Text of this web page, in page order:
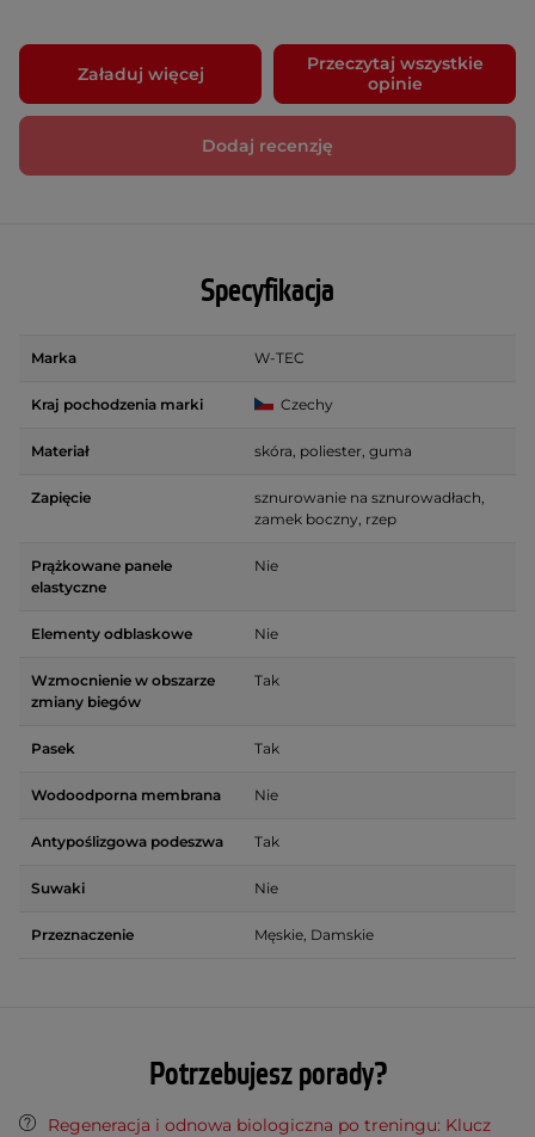
Załaduj więcej
Przeczytaj wszystkie
opinie
Dodaj recenzję
Specyfikacja
Marka W-TEC
Kraj pochodzenia marki Czechy
Materiał skóra, poliester, guma
Zapięcie
sznurowanie na sznurowadłach,
zamek boczny, rzep
Prążkowane panele
elastyczne
Nie
Elementy odblaskowe Nie
Wzmocnienie w obszarze
zmiany biegów
Tak
Pasek Tak
Wodoodporna membrana Nie
Antypoślizgowa podeszwa Tak
Suwaki Nie
Przeznaczenie Męskie, Damskie
Potrzebujesz porady?
Regeneracja i odnowa biologiczna po treningu: Klucz